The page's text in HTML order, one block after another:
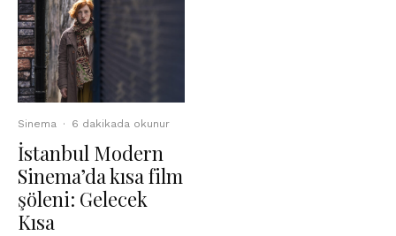
Sinema · 6 dakikada okunur
İstanbul Modern
Sinema’da kısa film
şöleni: Gelecek
Kısa